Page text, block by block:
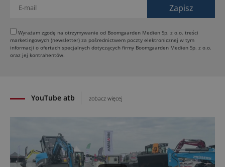
01.08.2026
Jeden walec, trzy tryby zagęszczania BOMAG BW
177 BVO-5 PL
31.07.2026
SCHWING DynaRig ułatwia pracę na ciasnych
YouTube atb zobacz więcej
Wyrażam zgodę na otrzymywanie od Boomgaarden Medien Sp. z o.o. treści
marketingowych (newsletter) za pośrednictwem poczty elektronicznej w tym
informacji o ofertach specjalnych dotyczących firmy Boomgaarden Medien Sp. z o.o.
oraz jej kontrahentów.